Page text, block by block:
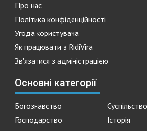
Про нас
Політика конфіденційності
Угода користувача
Як працювати з RidiVira
Зв'язатися з адміністрацією
Основні категорії
Богознавство
Суспільство
Господарство
Історія